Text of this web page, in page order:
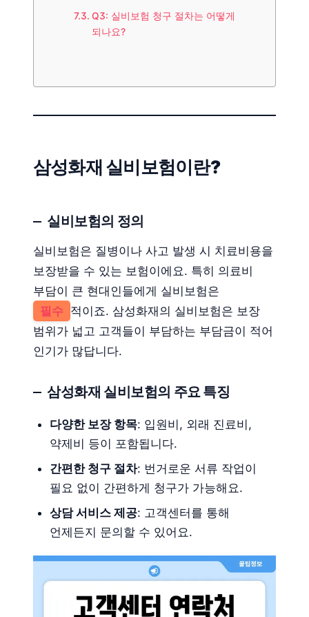
Q3: 실비보험 청구 절차는 어떻게
되나요?
삼성화재 실비보험이란?
실비보험의 정의
실비보험은 질병이나 사고 발생 시 치료비용을
보장받을 수 있는 보험이에요. 특히 의료비
부담이 큰 현대인들에게 실비보험은
필수 적이죠. 삼성화재의 실비보험은 보장
범위가 넓고 고객들이 부담하는 부담금이 적어
인기가 많답니다.
삼성화재 실비보험의 주요 특징
다양한 보장 항목: 입원비, 외래 진료비,
약제비 등이 포함됩니다.
간편한 청구 절차: 번거로운 서류 작업이
필요 없이 간편하게 청구가 가능해요.
상담 서비스 제공: 고객센터를 통해
언제든지 문의할 수 있어요.